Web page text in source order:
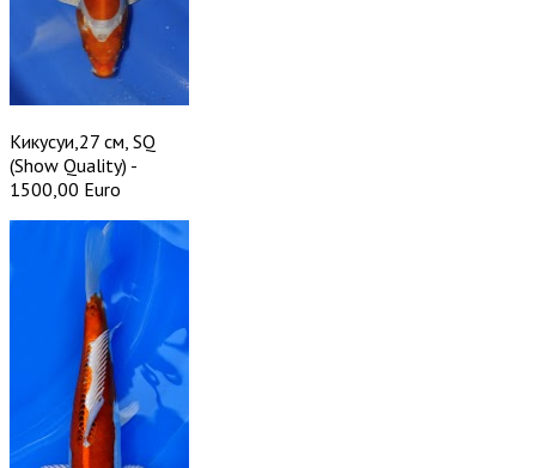
Кикусуи,27 см, SQ
(Show Quality) -
1500,00 Euro